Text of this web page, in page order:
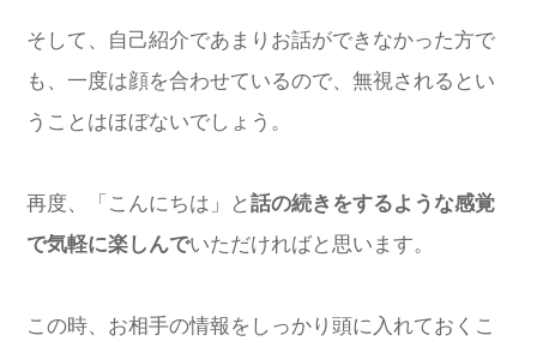
そして、自己紹介であまりお話ができなかった方で
も、一度は顔を合わせているので、無視されるとい
うことはほぼないでしょう。
再度、「こんにちは」と 話の続きをするような感覚
で気軽に楽しんでいただければと思います。
この時、お相手の情報をしっかり頭に入れておくこ